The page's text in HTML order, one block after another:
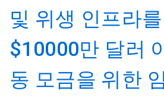
및 위생 인프라
$10000만 달러
동 모금을 위한